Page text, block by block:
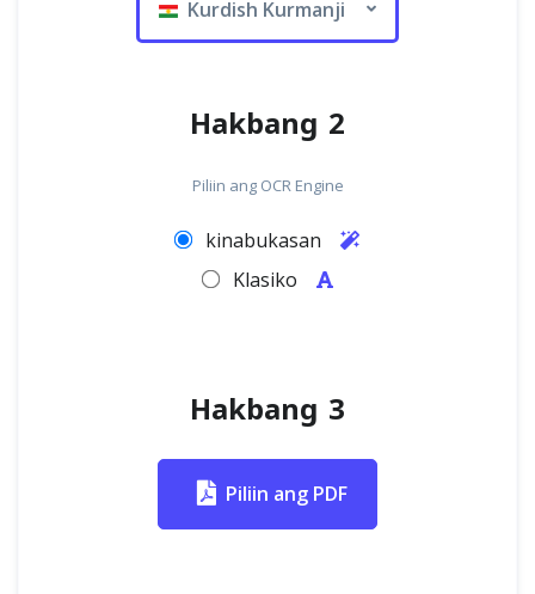
Kurdish Kurmanji
Hakbang 2
Piliin ang OCR Engine
kinabukasan
Klasiko
Hakbang 3
Piliin ang PDF